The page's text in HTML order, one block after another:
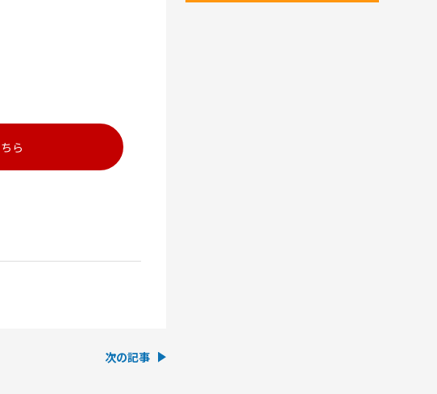
ら
次の記事